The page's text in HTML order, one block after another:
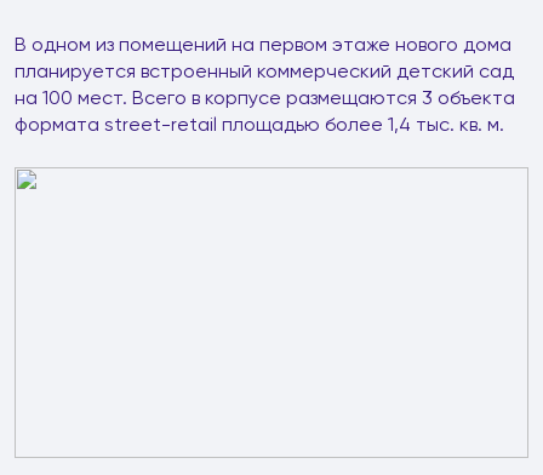
В одном из помещений на первом этаже нового дома
планируется встроенный коммерческий детский сад
на 100 мест. Всего в корпусе размещаются 3 объекта
формата street-retail площадью более 1,4 тыс. кв. м.